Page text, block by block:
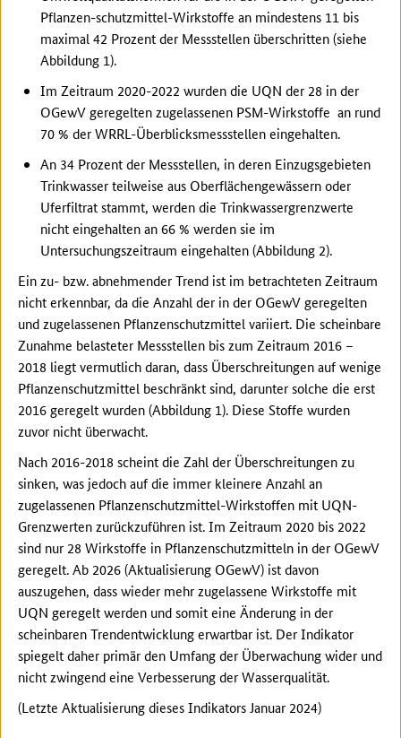
Pflanzen-schutzmittel-Wirkstoffe an mindestens 11 bis
maximal 42 Prozent der Messstellen überschritten (siehe
Abbildung 1).
Im Zeitraum 2020-2022 wurden die UQN der 28 in der
OGewV geregelten zugelassenen PSM-Wirkstoffe an rund
70 % der WRRL-Überblicksmessstellen eingehalten.
An 34 Prozent der Messstellen, in deren Einzugsgebieten
Trinkwasser teilweise aus Oberflächengewässern oder
Uferfiltrat stammt, werden die Trinkwassergrenzwerte
nicht eingehalten an 66 % werden sie im
Untersuchungszeitraum eingehalten (Abbildung 2).
Ein zu- bzw. abnehmender Trend ist im betrachteten Zeitraum
nicht erkennbar, da die Anzahl der in der OGewV geregelten
und zugelassenen Pflanzenschutzmittel variiert. Die scheinbare
Zunahme belasteter Messstellen bis zum Zeitraum 2016 –
2018 liegt vermutlich daran, dass Überschreitungen auf wenige
Pflanzenschutzmittel beschränkt sind, darunter solche die erst
2016 geregelt wurden (Abbildung 1). Diese Stoffe wurden
zuvor nicht überwacht.
Nach 2016-2018 scheint die Zahl der Überschreitungen zu
sinken, was jedoch auf die immer kleinere Anzahl an
zugelassenen Pflanzenschutzmittel-Wirkstoffen mit UQN-
Grenzwerten zurückzuführen ist. Im Zeitraum 2020 bis 2022
sind nur 28 Wirkstoffe in Pflanzenschutzmitteln in der OGewV
geregelt. Ab 2026 (Aktualisierung OGewV) ist davon
auszugehen, dass wieder mehr zugelassene Wirkstoffe mit
UQN geregelt werden und somit eine Änderung in der
scheinbaren Trendentwicklung erwartbar ist. Der Indikator
spiegelt daher primär den Umfang der Überwachung wider und
nicht zwingend eine Verbesserung der Wasserqualität.
(Letzte Aktualisierung dieses Indikators Januar 2024)